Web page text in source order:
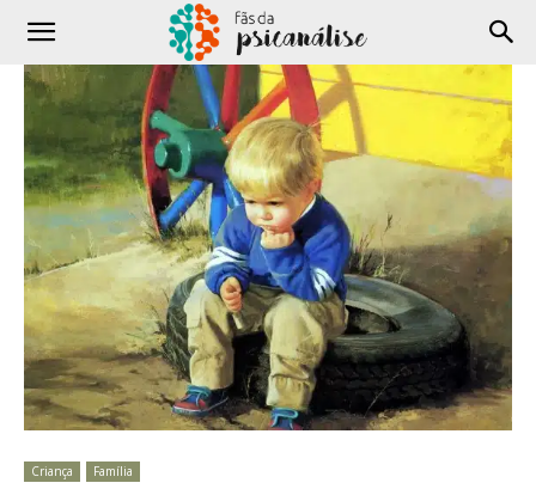
Criança Família